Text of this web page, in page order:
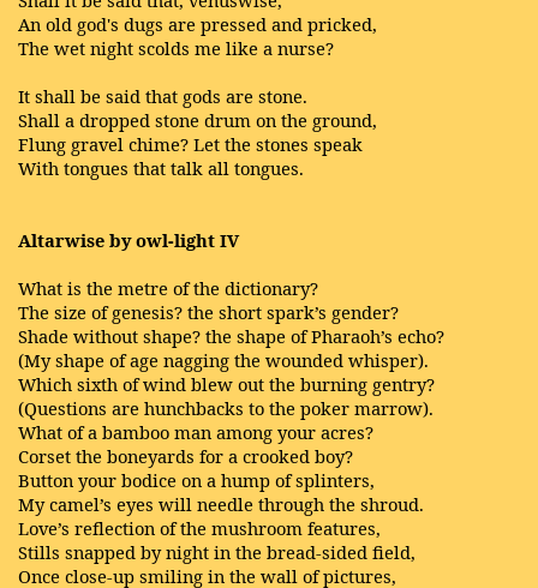
An old god's dugs are pressed and pricked,
The wet night scolds me like a nurse?
It shall be said that gods are stone.
Shall a dropped stone drum on the ground,
Flung gravel chime? Let the stones speak
With tongues that talk all tongues.
Altarwise by owl-light IV
What is the metre of the dictionary?
The size of genesis? the short spark’s gender?
Shade without shape? the shape of Pharaoh’s echo?
(My shape of age nagging the wounded whisper).
Which sixth of wind blew out the burning gentry?
(Questions are hunchbacks to the poker marrow).
What of a bamboo man among your acres?
Corset the boneyards for a crooked boy?
Button your bodice on a hump of splinters,
My camel’s eyes will needle through the shroud.
Love’s reflection of the mushroom features,
Stills snapped by night in the bread-sided field,
Once close-up smiling in the wall of pictures,